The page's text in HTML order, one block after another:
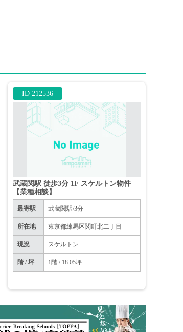
ID 212536
武蔵関駅 徒歩3分 1F スケルトン物件
【業種相談】
最寄駅 武蔵関駅/3分
所在地 東京都練馬区関町北二丁目
現況 スケルトン
階 / 坪 1階 / 18.05坪